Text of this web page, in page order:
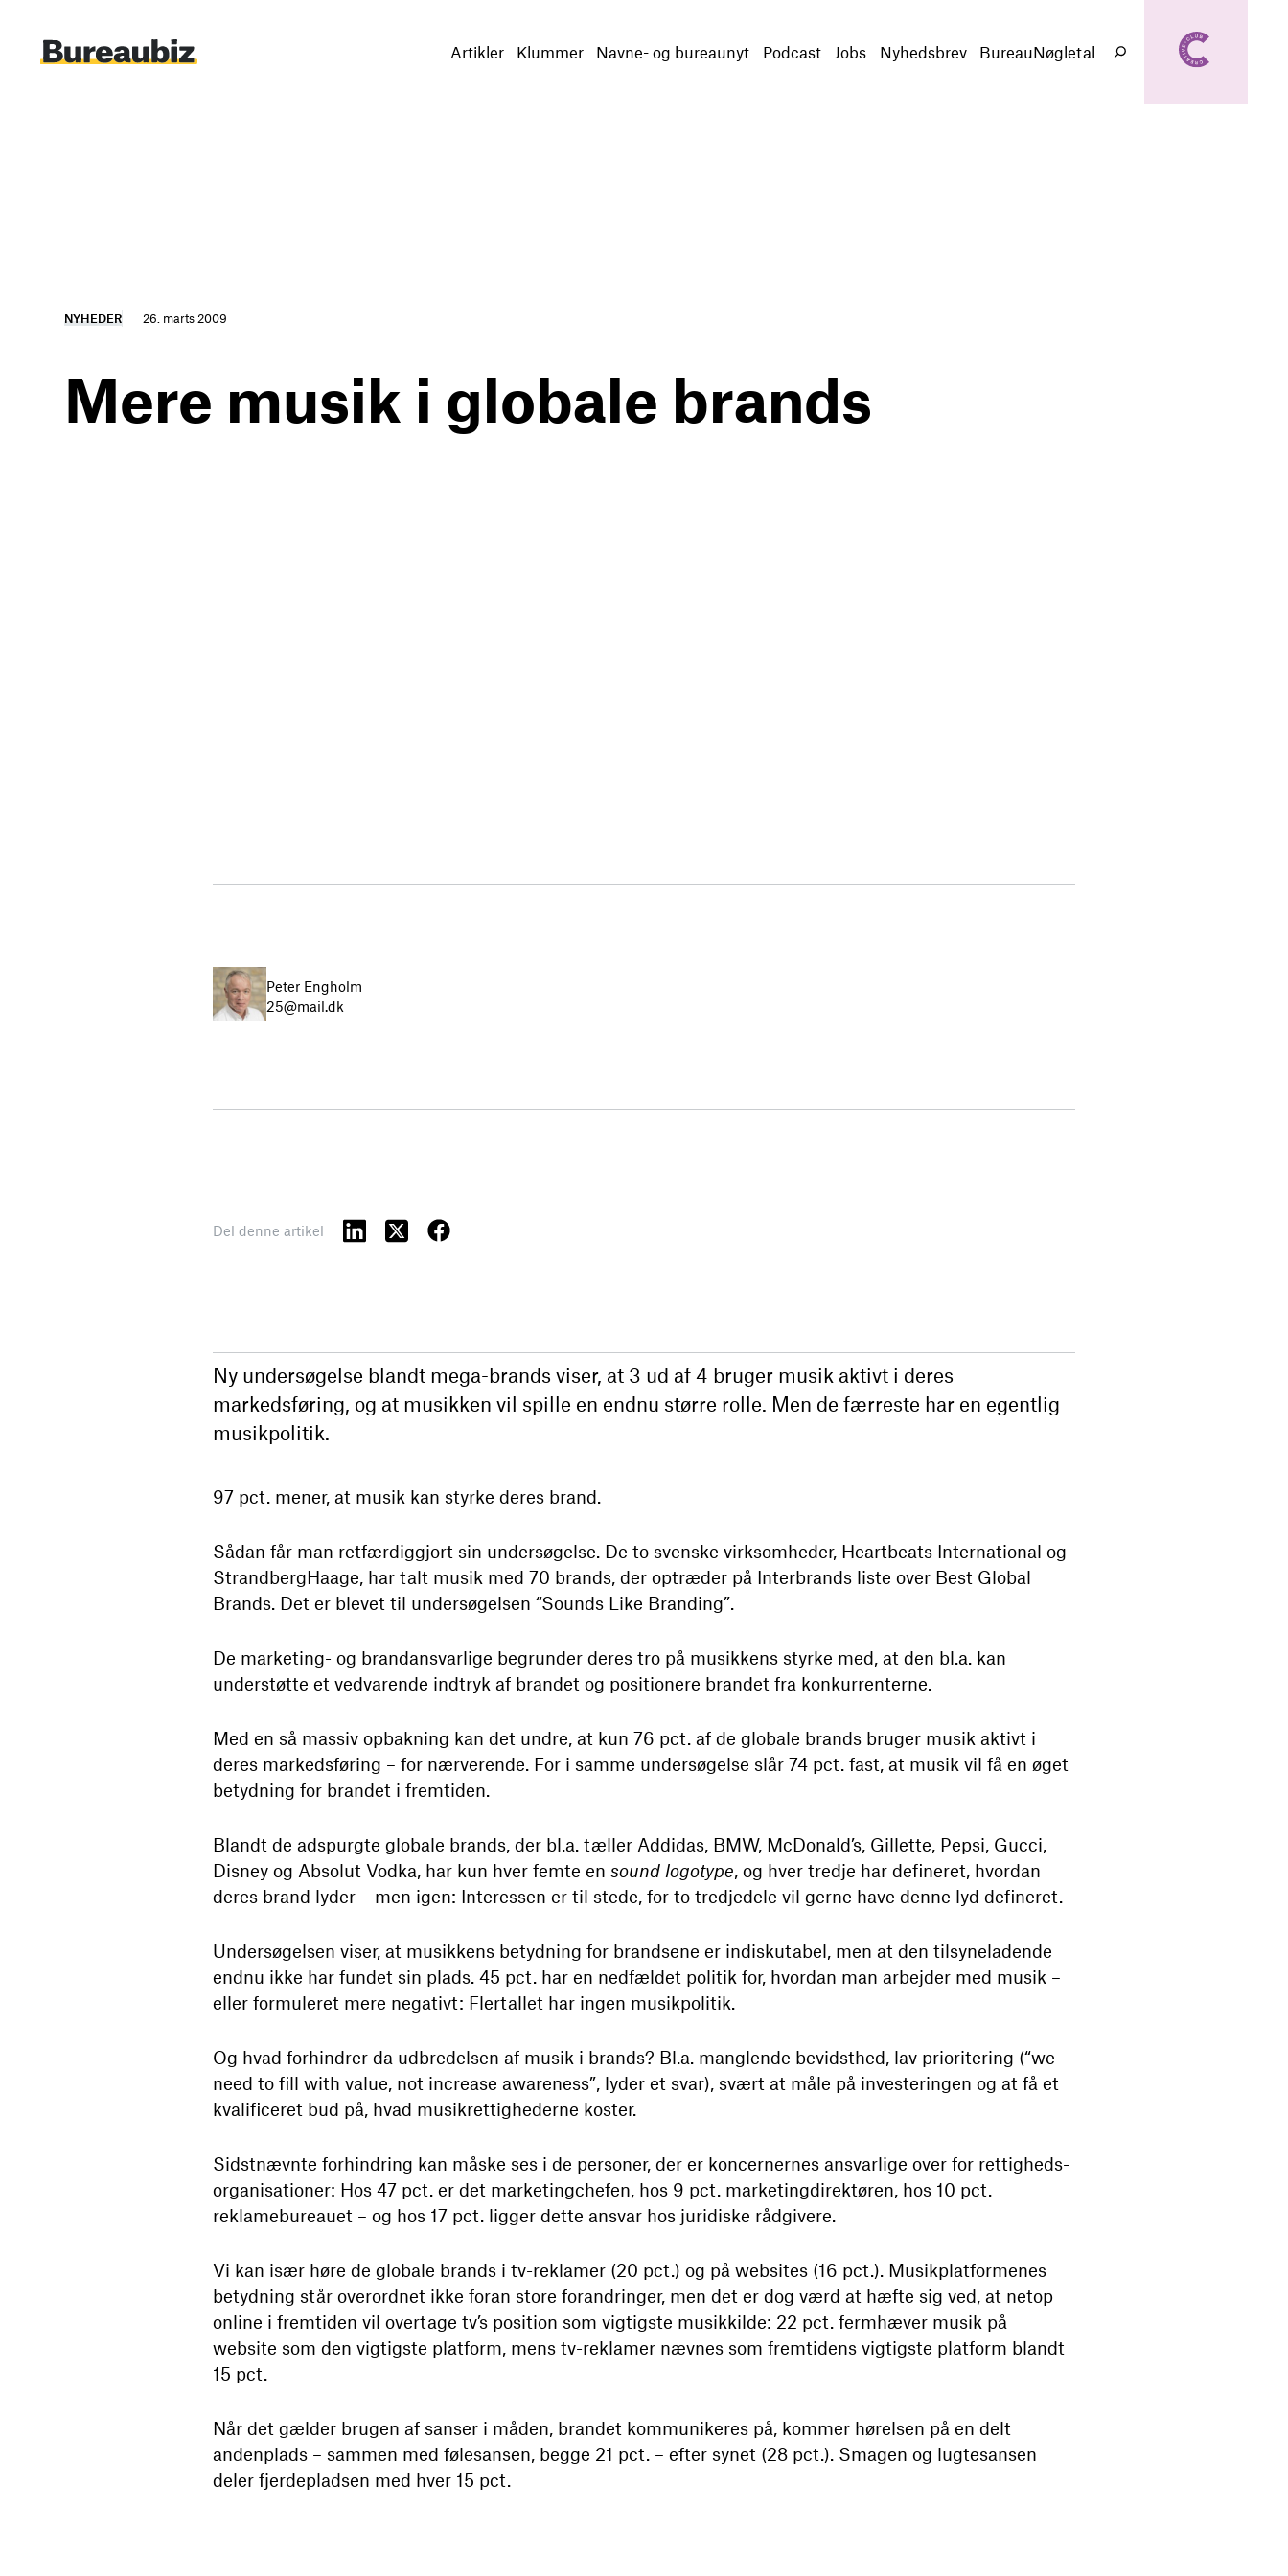
indhold
Artikler Klummer Navne- og bureaunyt Podcast Jobs Nyhedsbrev BureauNøgletal
Søg
NYHEDER 26. marts 2009
Mere musik i globale brands
Peter Engholm
25@mail.dk
Del denne artikel
Ny undersøgelse blandt mega-brands viser, at 3 ud af 4 bruger musik aktivt i deres
markedsføring, og at musikken vil spille en endnu større rolle. Men de færreste har en egentlig
musikpolitik.
97 pct. mener, at musik kan styrke deres brand.
Sådan får man retfærdiggjort sin undersøgelse. De to svenske virksomheder, Heartbeats International og
StrandbergHaage, har talt musik med 70 brands, der optræder på Interbrands liste over Best Global
Brands. Det er blevet til undersøgelsen “Sounds Like Branding”.
De marketing- og brandansvarlige begrunder deres tro på musikkens styrke med, at den bl.a. kan
understøtte et vedvarende indtryk af brandet og positionere brandet fra konkurrenterne.
Med en så massiv opbakning kan det undre, at kun 76 pct. af de globale brands bruger musik aktivt i
deres markedsføring – for nærverende. For i samme undersøgelse slår 74 pct. fast, at musik vil få en øget
betydning for brandet i fremtiden.
Blandt de adspurgte globale brands, der bl.a. tæller Addidas, BMW, McDonald’s, Gillette, Pepsi, Gucci,
Disney og Absolut Vodka, har kun hver femte en sound logotype, og hver tredje har defineret, hvordan
deres brand lyder – men igen: Interessen er til stede, for to tredjedele vil gerne have denne lyd defineret.
Undersøgelsen viser, at musikkens betydning for brandsene er indiskutabel, men at den tilsyneladende
endnu ikke har fundet sin plads. 45 pct. har en nedfældet politik for, hvordan man arbejder med musik –
eller formuleret mere negativt: Flertallet har ingen musikpolitik.
Og hvad forhindrer da udbredelsen af musik i brands? Bl.a. manglende bevidsthed, lav prioritering (“we
need to fill with value, not increase awareness”, lyder et svar), svært at måle på investeringen og at få et
kvalificeret bud på, hvad musikrettighederne koster.
Sidstnævnte forhindring kan måske ses i de personer, der er koncernernes ansvarlige over for rettigheds-
organisationer: Hos 47 pct. er det marketingchefen, hos 9 pct. marketingdirektøren, hos 10 pct.
reklamebureauet – og hos 17 pct. ligger dette ansvar hos juridiske rådgivere.
Vi kan især høre de globale brands i tv-reklamer (20 pct.) og på websites (16 pct.). Musikplatformenes
betydning står overordnet ikke foran store forandringer, men det er dog værd at hæfte sig ved, at netop
online i fremtiden vil overtage tv’s position som vigtigste musikkilde: 22 pct. fermhæver musik på
website som den vigtigste platform, mens tv-reklamer nævnes som fremtidens vigtigste platform blandt
15 pct.
Når det gælder brugen af sanser i måden, brandet kommunikeres på, kommer hørelsen på en delt
andenplads – sammen med følesansen, begge 21 pct. – efter synet (28 pct.). Smagen og lugtesansen
deler fjerdepladsen med hver 15 pct.